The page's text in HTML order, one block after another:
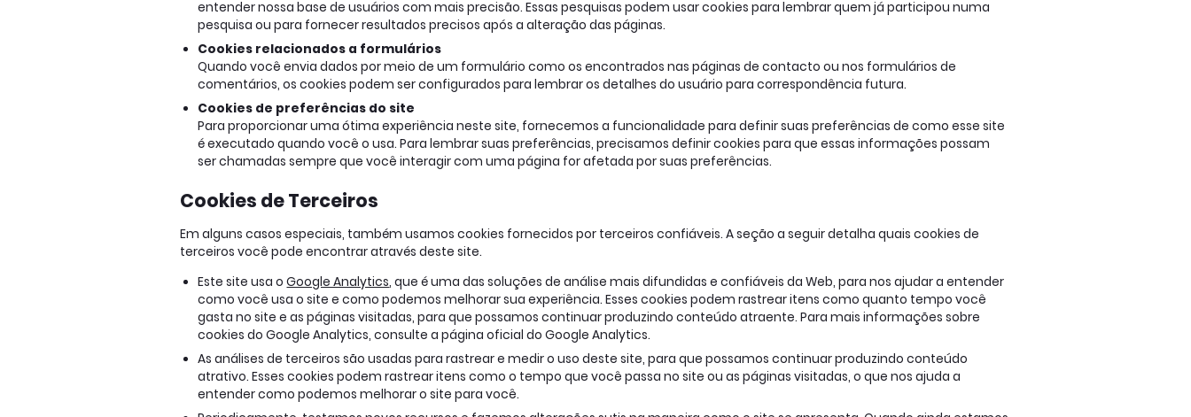
entender nossa base de usuários com mais precisão. Essas pesquisas podem usar cookies para lembrar quem já participou numa
pesquisa ou para fornecer resultados precisos após a alteração das páginas.
Cookies relacionados a formulários
Quando você envia dados por meio de um formulário como os encontrados nas páginas de contacto ou nos formulários de
comentários, os cookies podem ser configurados para lembrar os detalhes do usuário para correspondência futura.
Cookies de preferências do site
Para proporcionar uma ótima experiência neste site, fornecemos a funcionalidade para definir suas preferências de como esse site
é executado quando você o usa. Para lembrar suas preferências, precisamos definir cookies para que essas informações possam
ser chamadas sempre que você interagir com uma página for afetada por suas preferências.
Cookies de Terceiros
Em alguns casos especiais, também usamos cookies fornecidos por terceiros confiáveis. A seção a seguir detalha quais cookies de
terceiros você pode encontrar através deste site.
Este site usa oGoogle Analytics, que é uma das soluções de análise mais difundidas e confiáveis ​​da Web, para nos ajudar a entender
como você usa o site e como podemos melhorar sua experiência. Esses cookies podem rastrear itens como quanto tempo você
gasta no site e as páginas visitadas, para que possamos continuar produzindo conteúdo atraente. Para mais informações sobre
cookies do Google Analytics, consulte a página oficial do Google Analytics.
As análises de terceiros são usadas para rastrear e medir o uso deste site, para que possamos continuar produzindo conteúdo
atrativo. Esses cookies podem rastrear itens como o tempo que você passa no site ou as páginas visitadas, o que nos ajuda a
entender como podemos melhorar o site para você.